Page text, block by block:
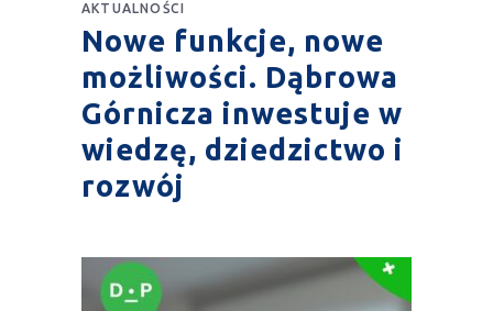
AKTUALNOŚCI
Nowe funkcje, nowe
możliwości. Dąbrowa
Górnicza inwestuje w
wiedzę, dziedzictwo i
rozwój